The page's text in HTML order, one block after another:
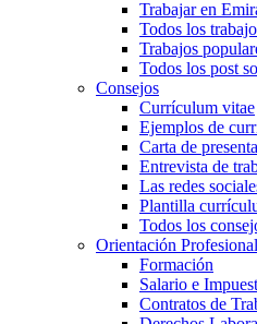
Trabajar en
Todos los
Trabajos
Todos los post
Consejos
Currículum vitae
Ejemplos de
Carta de
Entrevista de
Las redes
Plantilla
Todos los
Orientación Profesional
Formación
Salario e
Contratos de